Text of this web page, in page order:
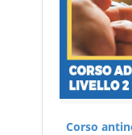
Corso